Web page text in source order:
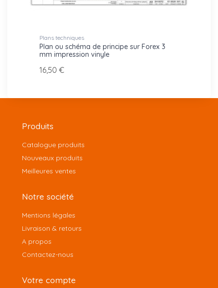
Plans techniques
Plan ou schéma de principe sur Forex 3
mm impression vinyle
16,50 €
Produits
Catalogue produits
Nouveaux produits
Meilleures ventes
Notre société
Mentions légales
Livraison & retours
A propos
Contactez-nous
Votre compte